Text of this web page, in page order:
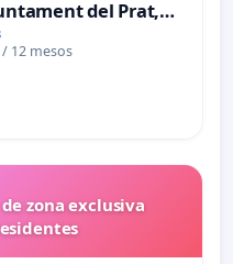
del Prat,
de la zona
12 mesos
zona exclusiva